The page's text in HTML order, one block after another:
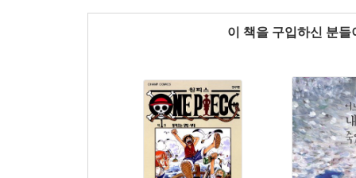
이 책을 구입하신 분